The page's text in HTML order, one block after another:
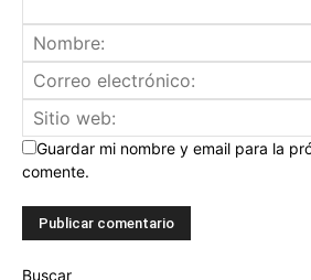
Guardar mi nombre y email para la
comente.
Buscar